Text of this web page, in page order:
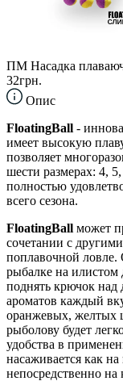
ПМ Насадка
32грн.
Опис
FloatingBall -
имеет высокую
позволяет
шести размерах: 4,
полностью
всего сезона.
FloatingBall может
сочетании с
поплавочной
рыбалке на илистом
поднять крючок
ароматов каждый
оранжевых, желтых
рыболову будет
удобства в
насаживается как
непосредственно на